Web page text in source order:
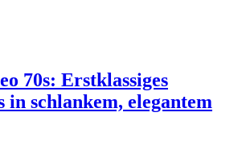
70s: Erstklassiges
schlankem, elegantem